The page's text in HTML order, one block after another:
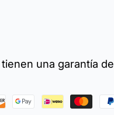
una garantía de